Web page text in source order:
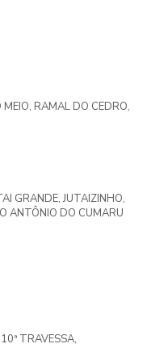
RAMAL DO CEDRO,
GRANDE, JUTAIZINHO,
ANTÔNIO DO CUMARU
TRAVESSA,